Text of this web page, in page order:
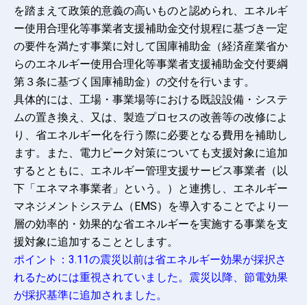
を踏まえて政策的意義の高いものと認められ、エネルギ
ー使用合理化等事業者支援補助金交付規程に基づき一定
の要件を満たす事業に対して国庫補助金（経済産業省か
らのエネルギー使用合理化等事業者支援補助金交付要綱
第３条に基づく国庫補助金）の交付を行います。
具体的には、工場・事業場等における既設設備・システ
ムの置き換え、又は、製造プロセスの改善等の改修によ
り、省エネルギー化を行う際に必要となる費用を補助し
ます。また、電力ピーク対策についても支援対象に追加
するとともに、エネルギー管理支援サービス事業者（以
下「エネマネ事業者」という。）と連携し、エネルギー
マネジメントシステム（EMS）を導入することでより一
層の効率的・効果的な省エネルギーを実施する事業を支
援対象に追加することとします。
ポイント：3.11の震災以前は省エネルギー効果が採択さ
れるためには重視されていました。震災以降、節電効果
が採択基準に追加されました。